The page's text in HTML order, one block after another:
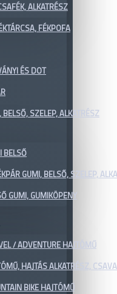
ALKATRÉSZ
FÉKPOFA
ÉS DOT
BELSŐ, SZELEP, ALKATRÉSZ
BELSŐ
GUMI, BELSŐ, SZELEP,
GUMI, GUMIKÖPENY
/ ADVENTURE HAJTÓMŰ
HAJTÁS ALKATRÉSZ,
BIKE HAJTÓMŰ